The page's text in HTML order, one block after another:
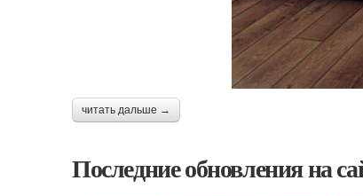
читать дальше →
Последние обновления на